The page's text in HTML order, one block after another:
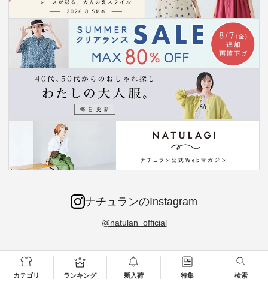
カテゴリ ランキング 新入荷 特集 検索
ナチュランのInstagram
@natulan_official
再入荷決
ire | よく
】予約販
＼今週の新着をおさ
らい／ ナチュランか
らお届けしたアイテ
軽やかコットンにな
って登場！【わたし
の大人服。】 さらり
シルエット・素材・
サイズをアップデー
ト より選びやすく【
今だけフ
Luuna